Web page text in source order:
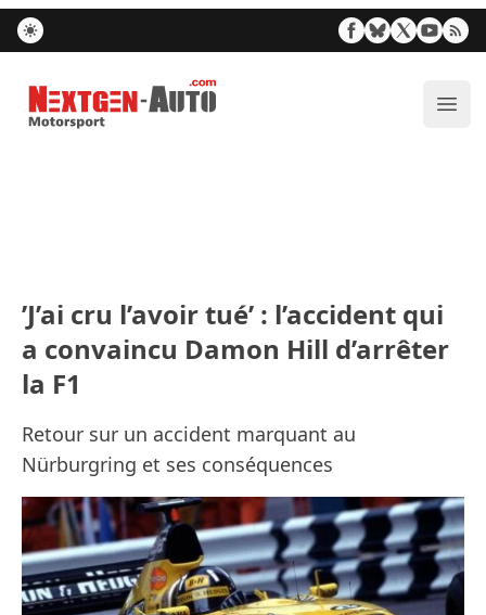
Nextgen-Auto.com
’J’ai cru l’avoir tué’ : l’accident qui
a convaincu Damon Hill d’arrêter
la F1
Retour sur un accident marquant au
Nürburgring et ses conséquences